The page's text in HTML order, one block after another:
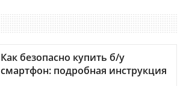
Как безопасно купить б/у
смартфон: подробная инструкция